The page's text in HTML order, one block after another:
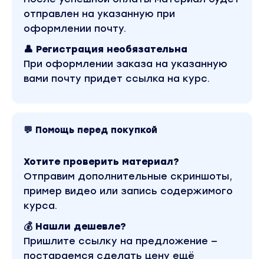
материалы автора «Игорь Манн» можно найти
через поиск по сайту.
отправлен на указанную при
оформлении почту.
👤 Регистрация необязательна
При оформлении заказа на указанную
вами почту придет ссылка на курс.
💬 Помощь перед покупкой
Хотите проверить материал?
Отправим дополнительные скриншоты,
пример видео или запись содержимого
курса.
💰 Нашли дешевле?
Пришлите ссылку на предложение —
постараемся сделать цену ещё